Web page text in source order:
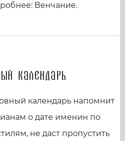
Венчание.
календарь
календарь напомнит
о дате именин по
не даст пропустить